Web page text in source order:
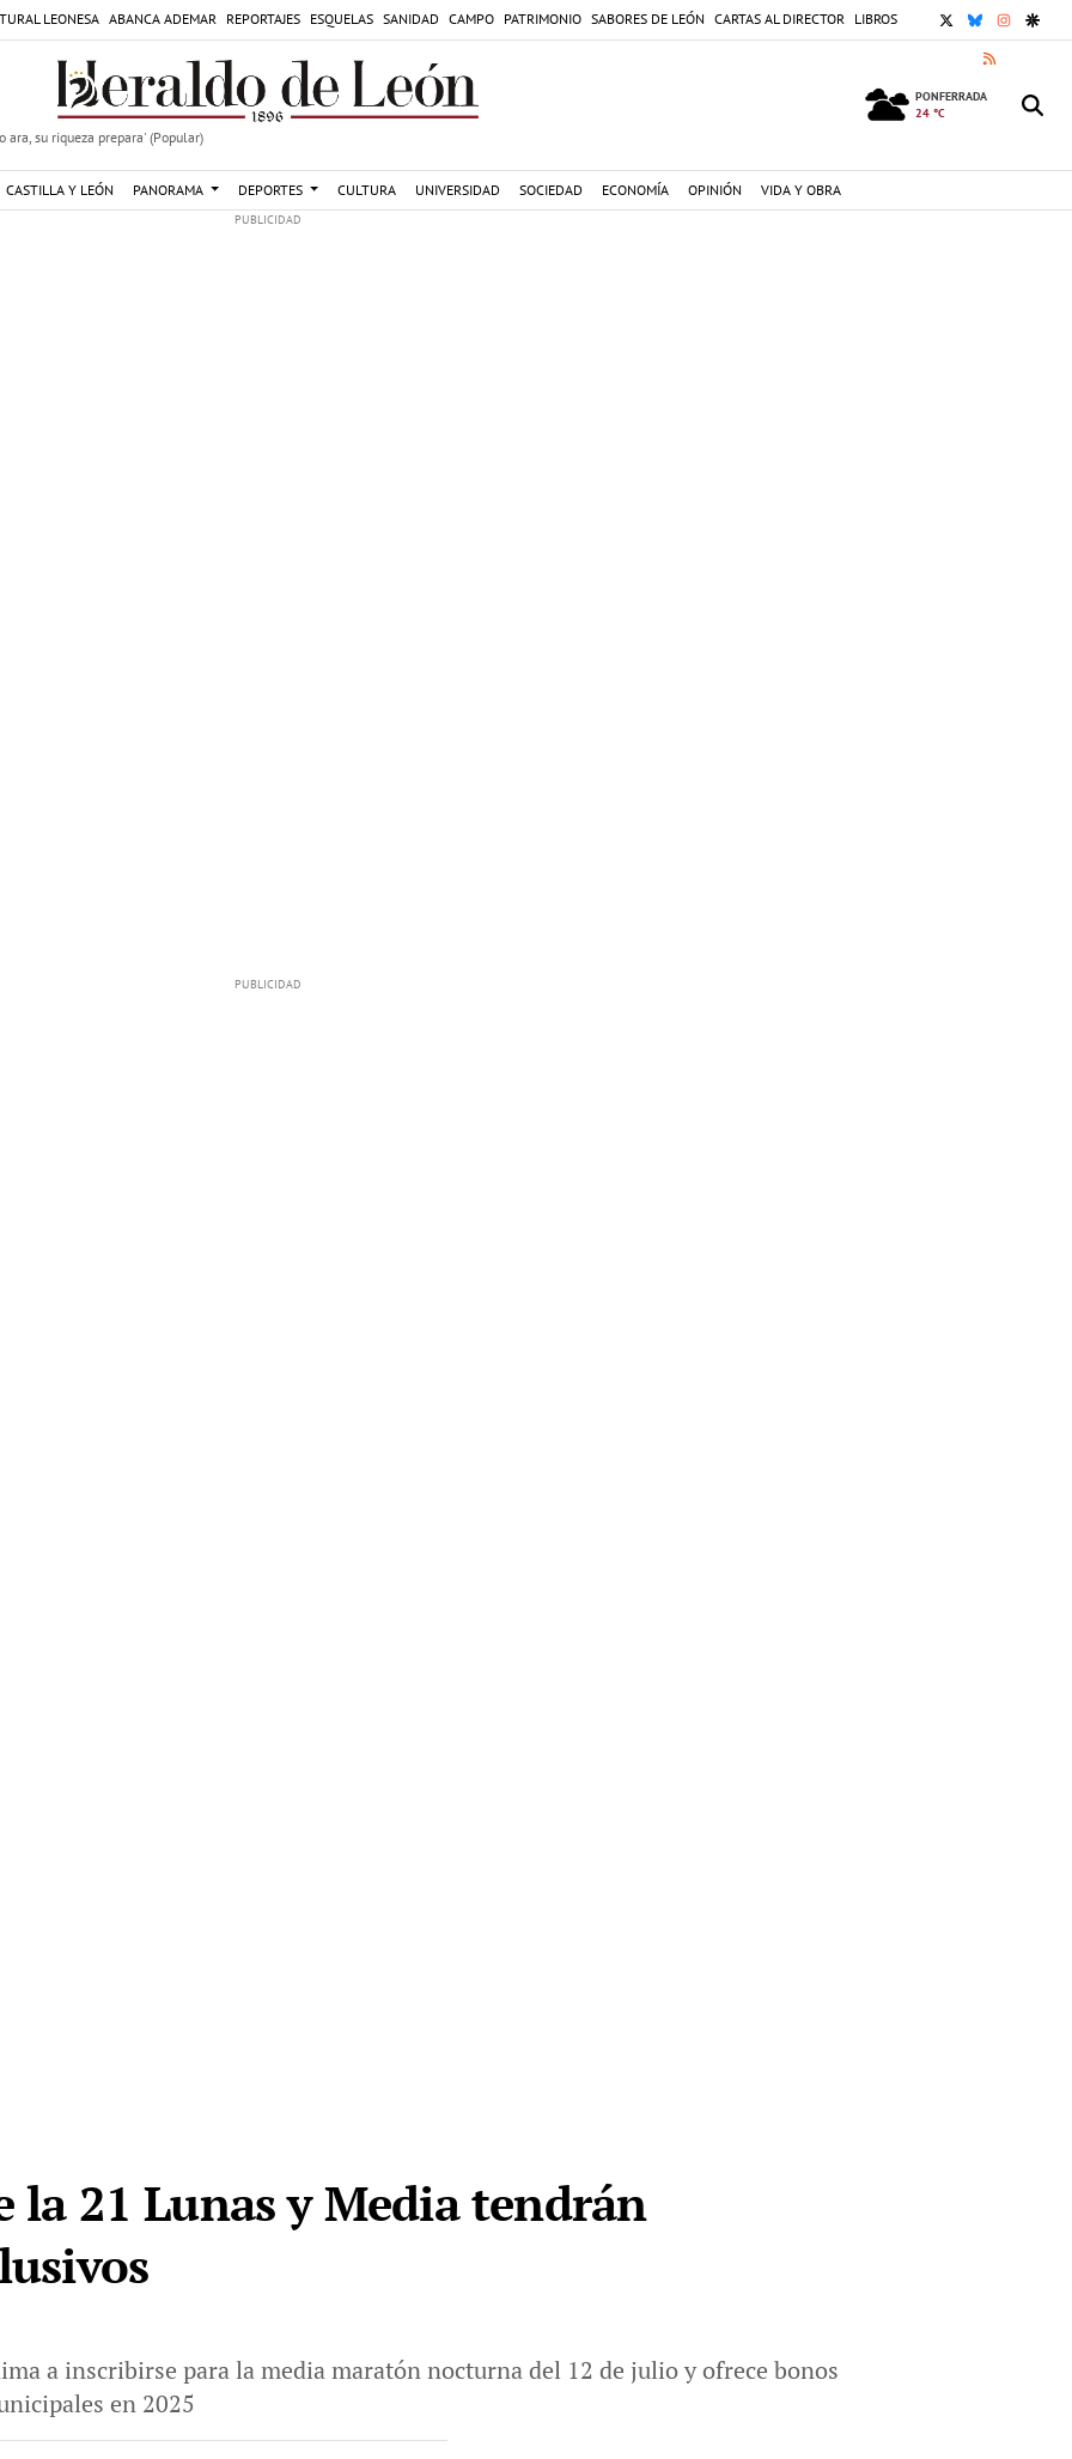
LEONESA ABANCA ADEMAR REPORTAJES ESQUELAS SANIDAD CAMPO PATRIMONIO SABORES DE LEÓN CARTAS AL DIRECTOR LIBROS X BLUESKY
RSS
ara, su riqueza prepara' (Popular)
PONFERRADA
24 °C
CASTILLA Y LEÓN PANORAMA DEPORTES CULTURA UNIVERSIDAD SOCIEDAD ECONOMÍA OPINIÓN VIDA Y OBRA
la 21 Lunas y Media tendrán
a inscribirse para la media maratón nocturna del 12 de julio y ofrece bonos
en 2025